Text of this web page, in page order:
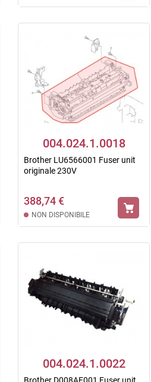
004.024.1.0018
Brother LU6566001 Fuser unit
originale 230V
388,74 €
NON DISPONIBILE
004.024.1.0022
Brother D008AE001 Fuser unit